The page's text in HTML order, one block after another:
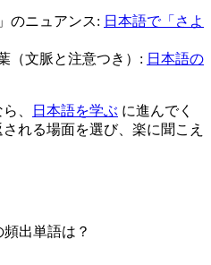
のニュアンス: 日本語で「さよ
（文脈と注意つき）: 日本語の
、 日本語を学ぶ に進んでく
れる場面を選び、楽に聞こえ
出単語は？